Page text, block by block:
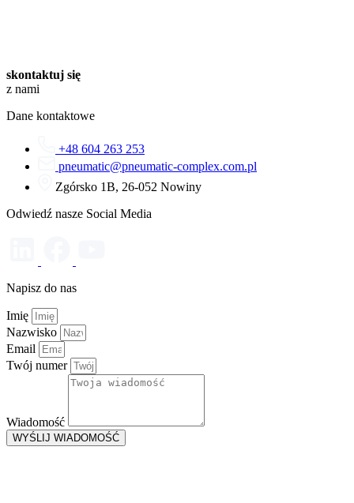
skontaktuj się
z nami
Dane kontaktowe
+48 604 263 253
pneumatic@pneumatic-complex.com.pl
Zgórsko 1B, 26-052 Nowiny
Odwiedź nasze Social Media
Napisz do nas
Imię
Nazwisko
Email
Twój numer
Wiadomość
WYŚLIJ WIADOMOŚĆ